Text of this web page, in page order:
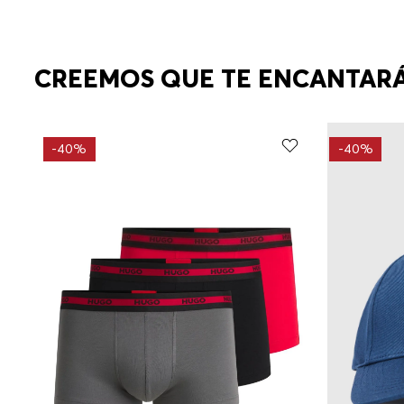
CREEMOS QUE TE
-40% -40%